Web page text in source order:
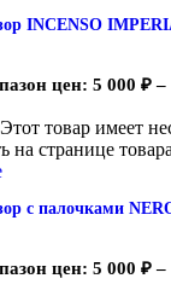
INCENSO
цен: 5 000 ₽ –
Этот товар имеет
странице
с палочками
цен: 5 000 ₽ –